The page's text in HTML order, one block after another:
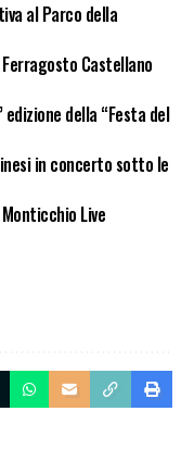
al Parco della
Castellano
della “Festa del
in concerto sotto le
Live